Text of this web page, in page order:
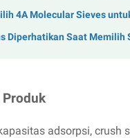
4A Molecular Sieves
Diperhatikan Saat Memilih
adsorpsi, crush